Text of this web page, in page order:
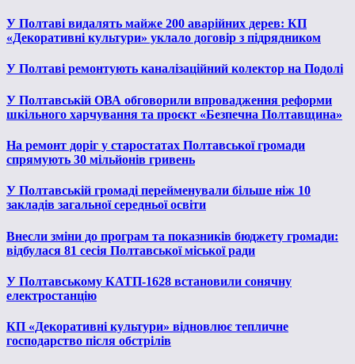
У Полтаві видалять майже 200 аварійних дерев: КП
«Декоративні культури» уклало договір з підрядником
У Полтаві ремонтують каналізаційний колектор на Подолі
У Полтавській ОВА обговорили впровадження реформи
шкільного харчування та проєкт «Безпечна Полтавщина»
На ремонт доріг у старостатах Полтавської громади
спрямують 30 мільйонів гривень
У Полтавській громаді перейменували більше ніж 10
закладів загальної середньої освіти
Внесли зміни до програм та показників бюджету громади:
відбулася 81 сесія Полтавської міської ради
У Полтавському КАТП-1628 встановили сонячну
електростанцію
КП «Декоративні культури» відновлює тепличне
господарство після обстрілів